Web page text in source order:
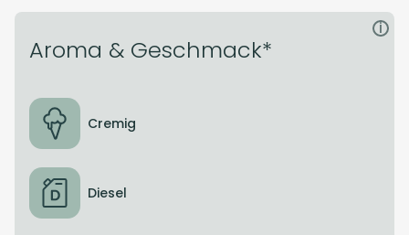
Aroma & Geschmack*
i
Cremig
Diesel